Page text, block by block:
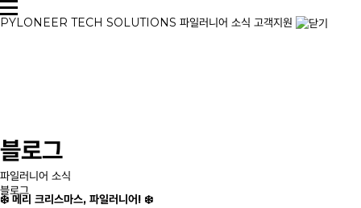
PYLONEER TECH SOLUTIONS 파일러니어 소식 고객지원
블로그
파일러니어 소식
블로그
❄️ 메리 크리스마스, 파일러니어! ❄️